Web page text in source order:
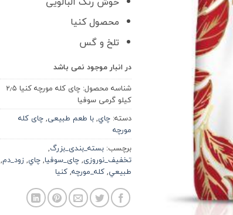
محصول کنیا
تلخ و گس
در انبار موجود نمی باشد
شناسه محصول:
چای کله مورچه کنیا ۲٫۵
کیلو گرمی سوفیا
دسته: چاي,با طعم طبیعی,چای کله
مورچه
برچسب: بسته_بندی_بزرگ,
تخفیف_نوروزی,چای_سوفیا,چاي,زود_دم,
طبيعي,کله_مورچه,كنيا